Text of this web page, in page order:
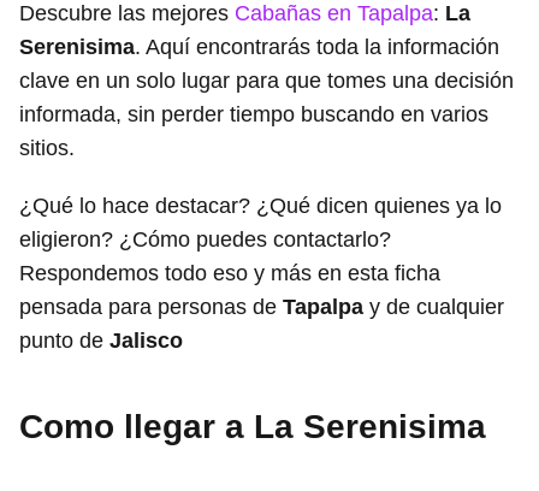
Descubre las mejores Cabañas en Tapalpa: La
Serenisima. Aquí encontrarás toda la información
clave en un solo lugar para que tomes una decisión
informada, sin perder tiempo buscando en varios
sitios.
¿Qué lo hace destacar? ¿Qué dicen quienes ya lo
eligieron? ¿Cómo puedes contactarlo?
Respondemos todo eso y más en esta ficha
pensada para personas de Tapalpa y de cualquier
punto de Jalisco
Como llegar a La Serenisima